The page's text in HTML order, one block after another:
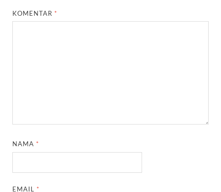
KOMENTAR *
NAMA *
EMAIL *